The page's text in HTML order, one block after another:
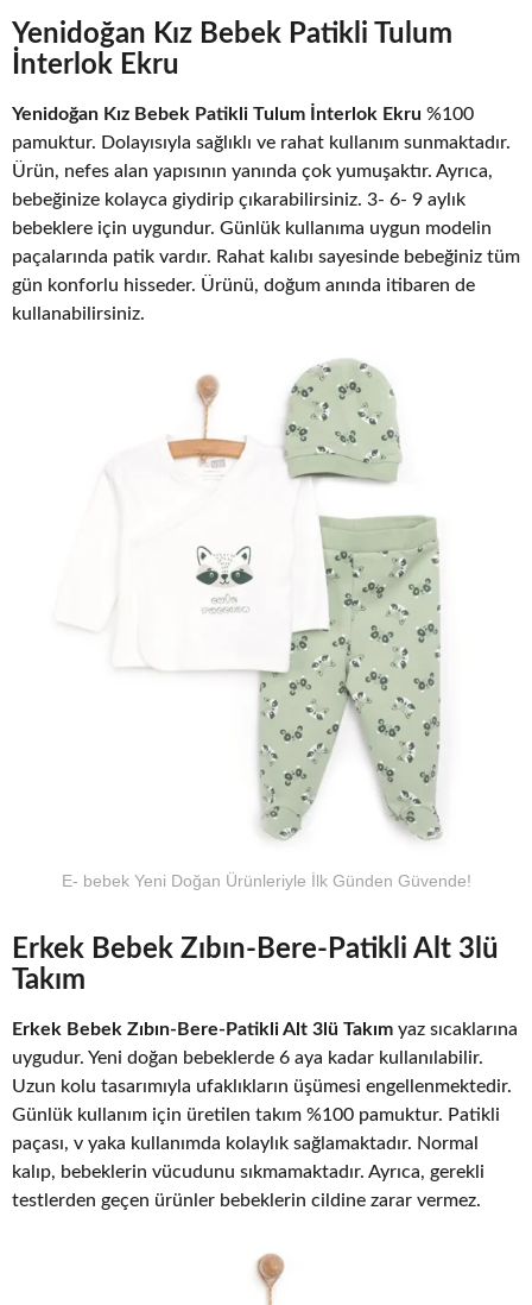
Yenidoğan Kız Bebek Patikli Tulum
İnterlok Ekru
Yenidoğan Kız Bebek Patikli Tulum İnterlok Ekru %100
pamuktur. Dolayısıyla sağlıklı ve rahat kullanım sunmaktadır.
Ürün, nefes alan yapısının yanında çok yumuşaktır. Ayrıca,
bebeğinize kolayca giydirip çıkarabilirsiniz. 3- 6- 9 aylık
bebeklere için uygundur. Günlük kullanıma uygun modelin
paçalarında patik vardır. Rahat kalıbı sayesinde bebeğiniz tüm
gün konforlu hisseder. Ürünü, doğum anında itibaren de
kullanabilirsiniz.
E- bebek Yeni Doğan Ürünleriyle İlk Günden Güvende!
Erkek Bebek Zıbın-Bere-Patikli Alt 3lü
Takım
Erkek Bebek Zıbın-Bere-Patikli Alt 3lü Takım yaz sıcaklarına
uygudur. Yeni doğan bebeklerde 6 aya kadar kullanılabilir.
Uzun kolu tasarımıyla ufaklıkların üşümesi engellenmektedir.
Günlük kullanım için üretilen takım %100 pamuktur. Patikli
paçası, v yaka kullanımda kolaylık sağlamaktadır. Normal
kalıp, bebeklerin vücudunu sıkmamaktadır. Ayrıca, gerekli
testlerden geçen ürünler bebeklerin cildine zarar vermez.